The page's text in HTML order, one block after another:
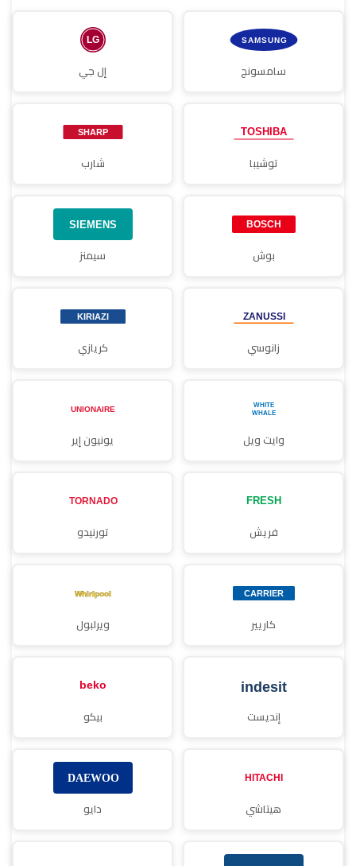
سامسونج إل جي
توشيبا شارب
بوش سيمنز
زانوسي كريازي
وايت ويل يونيون إير
فريش تورنيدو
كاريير ويرلبول
إنديست بيكو
هيتاشي دايو